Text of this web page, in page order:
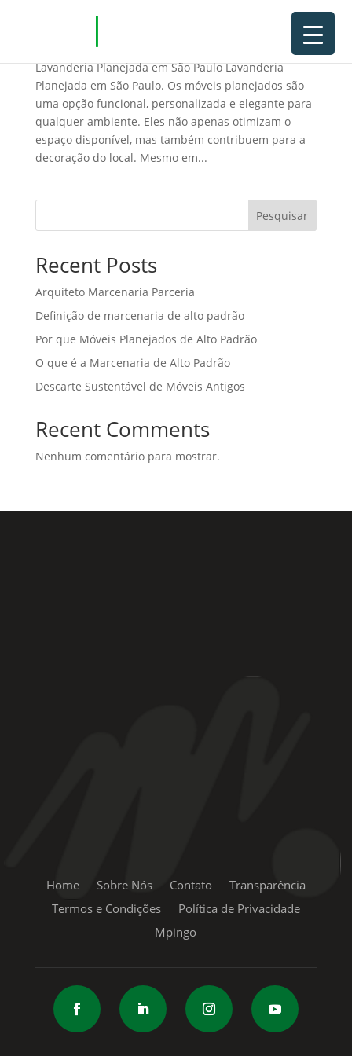
Lavanderia Planejada em São Paulo
Lavanderia Planejada em São Paulo Lavanderia
Planejada em São Paulo. Os móveis planejados são
uma opção funcional, personalizada e elegante para
qualquer ambiente. Eles não apenas otimizam o
espaço disponível, mas também contribuem para a
decoração do local. Mesmo em...
Pesquisar
Recent Posts
Arquiteto Marcenaria Parceria
Definição de marcenaria de alto padrão
Por que Móveis Planejados de Alto Padrão
O que é a Marcenaria de Alto Padrão
Descarte Sustentável de Móveis Antigos
Recent Comments
Nenhum comentário para mostrar.
Home Sobre Nós Contato
Transparência
Termos e Condições
Política de Privacidade
Mpingo